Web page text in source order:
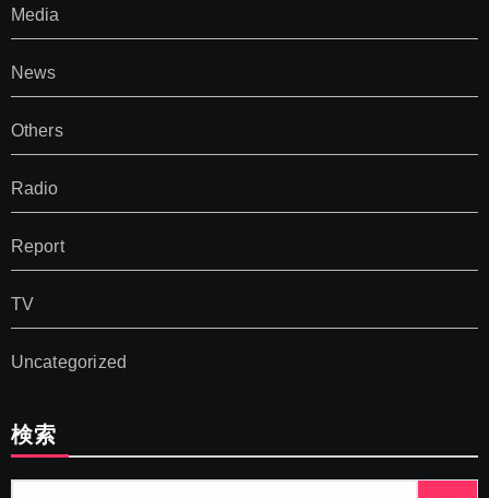
Media
News
Others
Radio
Report
TV
Uncategorized
検索